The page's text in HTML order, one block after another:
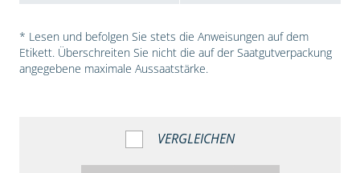
* Lesen und befolgen Sie stets die Anweisungen auf dem
Etikett. Überschreiten Sie nicht die auf der Saatgutverpackung
angegebene maximale Aussaatstärke.
VERGLEICHEN